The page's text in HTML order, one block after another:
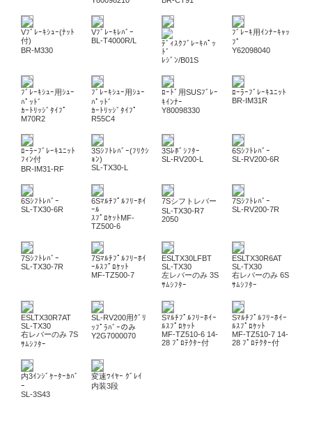
Vﾌﾞﾚｰｷｼｭｰ(ﾅｯﾄ
付)
BR-M330
Vﾌﾞﾚｰｷﾚﾊﾞｰ
BL-T4000R/L
ﾃﾞｨｽｸﾌﾞﾚｰｷﾊﾟｯ
ﾄﾞ
ﾚｼﾞﾝ/B01S
ﾌﾞﾚｰｷ用ｲﾝﾅｰｷｬｯ
ﾌﾟ
Y62098040
ﾌﾞﾚｰｷｼｭｰ用ｼｭｰ
ﾊﾟｯﾄﾞ
ｶｰﾄﾘｯｼﾞﾀｲﾌﾟ
M70R2
ﾌﾞﾚｰｷｼｭｰ用ｼｭｰ
ﾊﾟｯﾄﾞ
ｶｰﾄﾘｯｼﾞﾀｲﾌﾟ
R55C4
ﾛｰﾄﾞ用SUSﾌﾞﾚｰ
ｷｲﾝﾅｰ
Y80098330
ﾛｰﾗｰﾌﾞﾚｰｷﾕﾆｯﾄ
BR-IM31R
ﾛｰﾗｰﾌﾞﾚｰｷﾕﾆｯﾄ
ﾌｨﾝ付
BR-IM31-RF
3Sｼﾌﾄﾚﾊﾞｰ(ﾌﾘｸｼ
ｮﾝ)
SL-TX30-L
3Sﾚﾎﾞｼﾌﾀｰ
SL-RV200-L
6Sｼﾌﾄﾚﾊﾞｰ
SL-RV200-6R
6Sｼﾌﾄﾚﾊﾞｰ
SL-TX30-6R
6Sﾏﾙﾁﾌﾟﾙﾌﾘｰﾎｲ
ｰﾙ
ｽﾌﾟﾛｹｯﾄMF-
TZ500-6
7Sシフトレバー
SL-TX30-R7
2050
7Sｼﾌﾄﾚﾊﾞｰ
SL-RV200-7R
7Sｼﾌﾄﾚﾊﾞｰ
SL-TX30-7R
7Sﾏﾙﾁﾌﾟﾙﾌﾘｰﾎｲ
ｰﾙｽﾌﾟﾛｹｯﾄ
MF-TZ500-7
ESLTX30LFBT
SL-TX30
左レバーのみ 3S
ｻﾑｼﾌﾀｰ
ESLTX30R6AT
SL-TX30
右レバーのみ 6S
ｻﾑｼﾌﾀｰ
ESLTX30R7AT
SL-TX30
右レバーのみ 7S
ｻﾑｼﾌﾀｰ
SL-RV200用ｸﾞﾘ
ｯﾌﾟﾗﾊﾞｰのみ
Y2G7000070
Sﾏﾙﾁﾌﾟﾙﾌﾘｰﾎｲｰ
ﾙｽﾌﾟﾛｹｯﾄ
MF-TZ510-6 14-
28 ﾌﾟﾛﾃｸﾀｰ付
Sﾏﾙﾁﾌﾟﾙﾌﾘｰﾎｲｰ
ﾙｽﾌﾟﾛｹｯﾄ
MF-TZ510-7 14-
28 ﾌﾟﾛﾃｸﾀｰ付
内3ｲﾝｼﾞｹｰﾀｰｶﾊﾞ
ｰ
SL-3S43
変速ﾜｲﾔｰ ｸﾞﾚｲ
内装3段